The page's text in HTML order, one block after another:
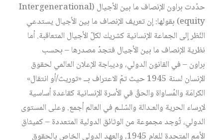
حدّدت براون الإنصاف ما بين الأجيال (Intergenerational
equity) بقولها: إن تعريف الإنصاف ما بين الأجيال يستدعي
النّظر إلى الجماعة الإنسانية كشريك لكلّ الأجيال المتعاقبة. أما
نظرية الإنصاف ما بين الأجيال فتجدُ مصدرها – بحسب
براون – في القانون الدولي، وديباجة الإعلان العالمي لحقوق
الإنسان لسنة 1945 حيث تمّ الاعتراف بــ «توريث/أو انتقال»
الكرامَة والمُساواة والحقّ في الأسرة الإنسانية كقاعدة أساسية
لإرساء الحرية والعـدالة والسّلـم في العالم أجمع. وعلى المستوى
الدولي، تُوجد مجموعة من الوثائق الدولية المتعددة – كميثاق
الأمم المتحدة للعام 1945، والعهد الدولي الخاص بالحقوق